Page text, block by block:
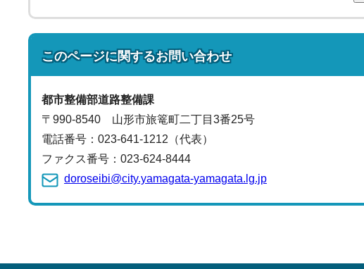
このページに関するお問い合わせ
都市整備部道路整備課
〒990-8540 山形市旅篭町二丁目3番25号
電話番号： 023-641-1212（代表）
ファクス番号：023-624-8444
doroseibi@city.yamagata-yamagata.lg.jp